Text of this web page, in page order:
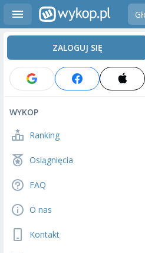
ZALOGUJ SIĘ
WYKOP
Ranking
Osiągnięcia
FAQ
O nas
Kontakt